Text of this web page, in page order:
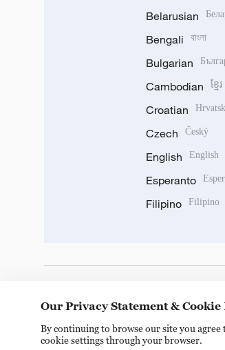
Belarusian
Bengali বাংলা
Bulgarian
Cambodian ខ្មែរ
Croatian
Czech Český
English English
Esperanto
Filipino Filipino
Our Privacy Statement & Cookie
By continuing to browse our site you agree
cookie settings through your browser.